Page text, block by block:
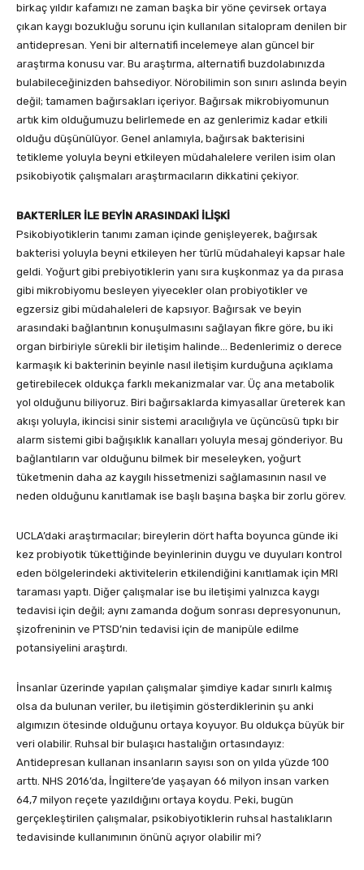
birkaç yıldır kafamızı ne zaman başka bir yöne çevirsek ortaya
çıkan kaygı bozukluğu sorunu için kullanılan sitalopram denilen bir
antidepresan. Yeni bir alternatifi incelemeye alan güncel bir
araştırma konusu var. Bu araştırma, alternatifi buzdolabınızda
bulabileceğinizden bahsediyor. Nörobilimin son sınırı aslında beyin
değil; tamamen bağırsakları içeriyor. Bağırsak mikrobiyomunun
artık kim olduğumuzu belirlemede en az genlerimiz kadar etkili
olduğu düşünülüyor. Genel anlamıyla, bağırsak bakterisini
tetikleme yoluyla beyni etkileyen müdahalelere verilen isim olan
psikobiyotik çalışmaları araştırmacıların dikkatini çekiyor.
BAKTERİLER İLE BEYİN ARASINDAKİ İLİŞKİ
Psikobiyotiklerin tanımı zaman içinde genişleyerek, bağırsak
bakterisi yoluyla beyni etkileyen her türlü müdahaleyi kapsar hale
geldi. Yoğurt gibi prebiyotiklerin yanı sıra kuşkonmaz ya da pırasa
gibi mikrobiyomu besleyen yiyecekler olan probiyotikler ve
egzersiz gibi müdahaleleri de kapsıyor. Bağırsak ve beyin
arasındaki bağlantının konuşulmasını sağlayan fikre göre, bu iki
organ birbiriyle sürekli bir iletişim halinde… Bedenlerimiz o derece
karmaşık ki bakterinin beyinle nasıl iletişim kurduğuna açıklama
getirebilecek oldukça farklı mekanizmalar var. Üç ana metabolik
yol olduğunu biliyoruz. Biri bağırsaklarda kimyasallar üreterek kan
akışı yoluyla, ikincisi sinir sistemi aracılığıyla ve üçüncüsü tıpkı bir
alarm sistemi gibi bağışıklık kanalları yoluyla mesaj gönderiyor. Bu
bağlantıların var olduğunu bilmek bir meseleyken, yoğurt
tüketmenin daha az kaygılı hissetmenizi sağlamasının nasıl ve
neden olduğunu kanıtlamak ise başlı başına başka bir zorlu görev.
UCLA’daki araştırmacılar; bireylerin dört hafta boyunca günde iki
kez probiyotik tükettiğinde beyinlerinin duygu ve duyuları kontrol
eden bölgelerindeki aktivitelerin etkilendiğini kanıtlamak için MRI
taraması yaptı. Diğer çalışmalar ise bu iletişimi yalnızca kaygı
tedavisi için değil; aynı zamanda doğum sonrası depresyonunun,
şizofreninin ve PTSD’nin tedavisi için de manipüle edilme
potansiyelini araştırdı.
İnsanlar üzerinde yapılan çalışmalar şimdiye kadar sınırlı kalmış
olsa da bulunan veriler, bu iletişimin gösterdiklerinin şu anki
algımızın ötesinde olduğunu ortaya koyuyor. Bu oldukça büyük bir
veri olabilir. Ruhsal bir bulaşıcı hastalığın ortasındayız:
Antidepresan kullanan insanların sayısı son on yılda yüzde 100
arttı. NHS 2016’da, İngiltere’de yaşayan 66 milyon insan varken
64,7 milyon reçete yazıldığını ortaya koydu. Peki, bugün
gerçekleştirilen çalışmalar, psikobiyotiklerin ruhsal hastalıkların
tedavisinde kullanımının önünü açıyor olabilir mi?